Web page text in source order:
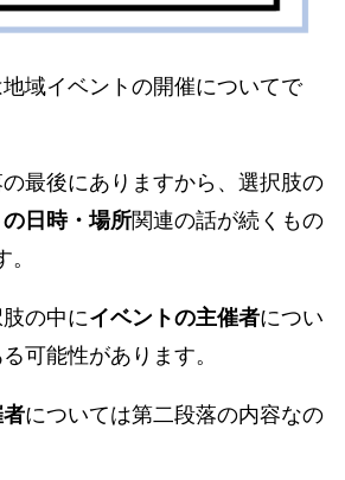
域イベントの開催についてで
最後にありますから、選択肢の
日時・場所関連の話が続くもの
の中にイベントの主催者につい
可能性があります。
については第二段落の内容なの